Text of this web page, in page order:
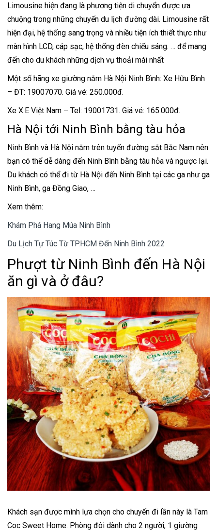
Limousine hiện đang là phương tiện di chuyển được ưa
chuộng trong những chuyến du lịch đường dài. Limousine rất
hiện đại, hệ thống sang trọng và nhiều tiện ích thiết thực như
màn hình LCD, cáp sạc, hệ thống đèn chiếu sáng. … để mang
đến cho du khách những dịch vụ thoải mái nhất
Một số hãng xe giường nằm Hà Nội Ninh Bình: Xe Hữu Bình
– ĐT: 19007070. Giá vé: 250.000đ.
Xe X.E Việt Nam – Tel: 19001731. Giá vé: 165.000đ.
Hà Nội tới Ninh Bình bằng tàu hỏa
Ninh Bình và Hà Nội nằm trên tuyến đường sắt Bắc Nam nên
bạn có thể dễ dàng đến Ninh Bình bằng tàu hỏa và ngược lại.
Du khách có thể đi từ Hà Nội đến Ninh Bình tại các ga như ga
Ninh Bình, ga Đồng Giao, …
Xem thêm:
Khám Phá Hang Múa Ninh Bình
Du Lịch Tự Túc Từ TP.HCM Đến Ninh Bình 2022
Phượt từ Ninh Bình đến Hà Nội
ăn gì và ở đâu?
Khách sạn được mình lựa chọn cho chuyến đi lần này là Tam
Coc Sweet Home. Phòng đôi dành cho 2 người, 1 giường